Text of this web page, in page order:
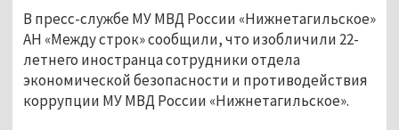
В пресс-службе МУ МВД России «Нижнетагильское»
АН «Между строк» сообщили, что изобличили 22-
летнего иностранца сотрудники отдела
экономической безопасности и противодействия
коррупции МУ МВД России «Нижнетагильское».